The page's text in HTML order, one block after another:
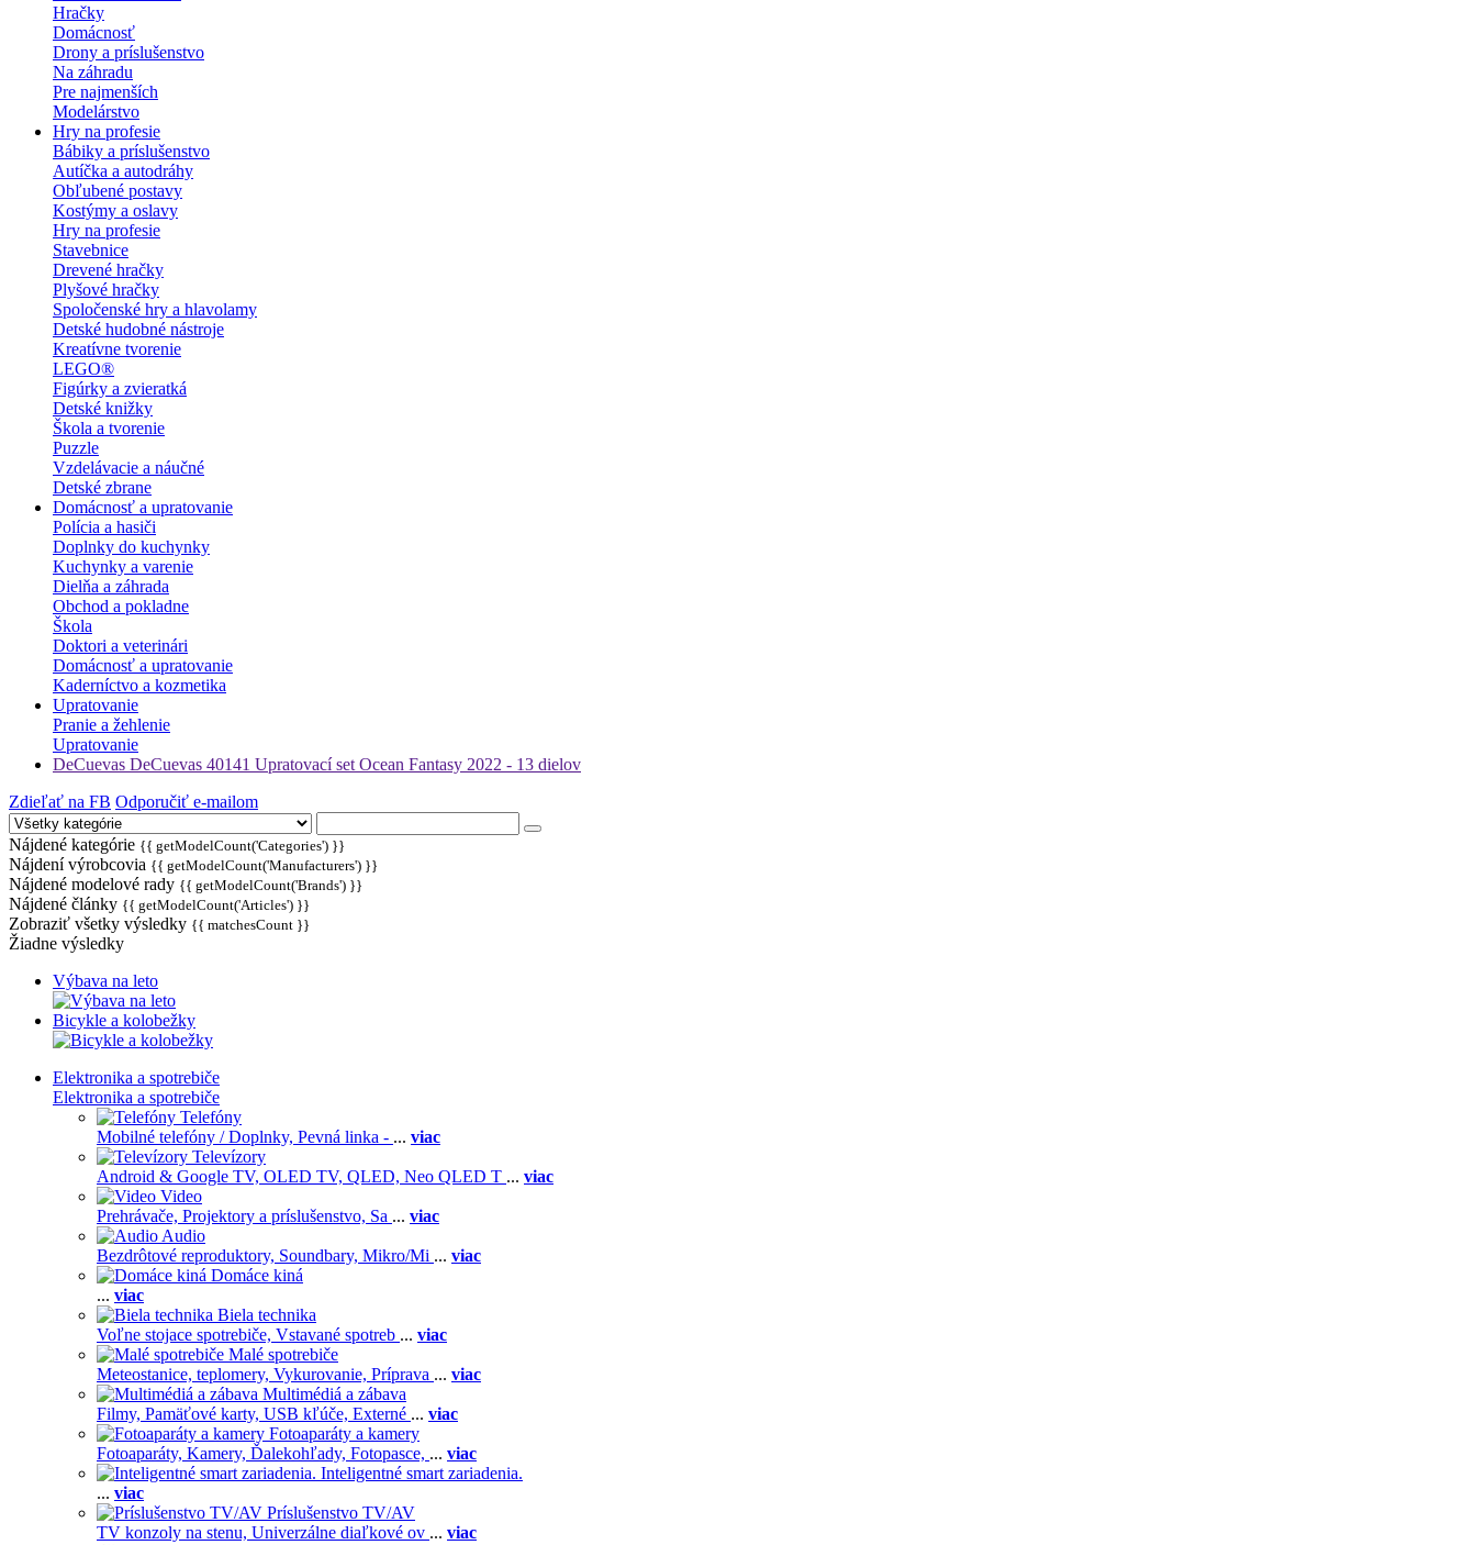
Hračky
Domácnosť
Drony a príslušenstvo
Na záhradu
Pre najmenších
Modelárstvo
Hry na profesie
Bábiky a príslušenstvo
Autíčka a autodráhy
Obľubené postavy
Kostýmy a oslavy
Hry na profesie
Stavebnice
Drevené hračky
Plyšové hračky
Spoločenské hry a hlavolamy
Detské hudobné nástroje
Kreatívne tvorenie
LEGO®
Figúrky a zvieratká
Detské knižky
Škola a tvorenie
Puzzle
Vzdelávacie a náučné
Detské zbrane
Domácnosť a upratovanie
Polícia a hasiči
Doplnky do kuchynky
Kuchynky a varenie
Dielňa a záhrada
Obchod a pokladne
Škola
Doktori a veterinári
Domácnosť a upratovanie
Kaderníctvo a kozmetika
Upratovanie
Pranie a žehlenie
Upratovanie
DeCuevas DeCuevas 40141 Upratovací set Ocean Fantasy 2022 - 13 dielov
Zdieľať na FB Odporučiť e-mailom
Nájdené kategórie {{ getModelCount('Categories') }}
Nájdení výrobcovia {{ getModelCount('Manufacturers') }}
Nájdené modelové rady {{ getModelCount('Brands') }}
Nájdené články {{ getModelCount('Articles') }}
Zobraziť všetky výsledky {{ matchesCount }}
Žiadne výsledky
Výbava na leto
Bicykle a kolobežky
Elektronika a spotrebiče
Elektronika a spotrebiče
Telefóny
Mobilné telefóny / Doplnky, Pevná linka - ... viac
Televízory
Android & Google TV, OLED TV, QLED, Neo QLED T ... viac
Video
Prehrávače, Projektory a príslušenstvo, Sa ... viac
Audio
Bezdrôtové reproduktory, Soundbary, Mikro/Mi ... viac
Domáce kiná
... viac
Biela technika
Voľne stojace spotrebiče, Vstavané spotreb ... viac
Malé spotrebiče
Meteostanice, teplomery, Vykurovanie, Príprava ... viac
Multimédiá a zábava
Filmy, Pamäťové karty, USB kľúče, Externé ... viac
Fotoaparáty a kamery
Fotoaparáty, Kamery, Ďalekohľady, Fotopasce, ... viac
Inteligentné smart zariadenia.
... viac
Príslušenstvo TV/AV
TV konzoly na stenu, Univerzálne diaľkové ov ... viac